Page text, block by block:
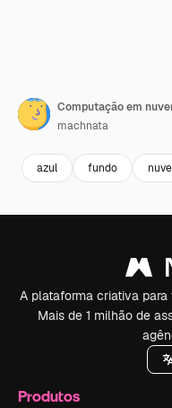
machnata
azul fundo
A plataforma criativa
Mais de 1 milhão de
Produtos